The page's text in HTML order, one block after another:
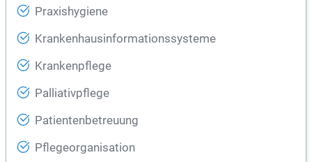
Praxishygiene
Krankenhausinformationssysteme
Krankenpflege
Palliativpflege
Patientenbetreuung
Pflegeorganisation